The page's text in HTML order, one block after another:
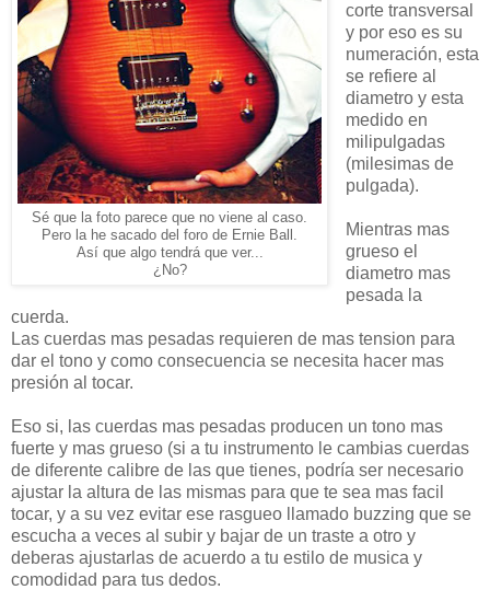
Sé que la foto parece que no viene al caso.
Pero la he sacado del foro de Ernie Ball.
Así que algo tendrá que ver...
¿No?
corte transversal
y por eso es su
numeración, esta
se refiere al
diametro y esta
medido en
milipulgadas
(milesimas de
pulgada).
Mientras mas
grueso el
diametro mas
pesada la
cuerda.
Las cuerdas mas pesadas requieren de mas tension para
dar el tono y como consecuencia se necesita hacer mas
presión al tocar.
Eso si, las cuerdas mas pesadas producen un tono mas
fuerte y mas grueso (si a tu instrumento le cambias cuerdas
de diferente calibre de las que tienes, podría ser necesario
ajustar la altura de las mismas para que te sea mas facil
tocar, y a su vez evitar ese rasgueo llamado buzzing que se
escucha a veces al subir y bajar de un traste a otro y
deberas ajustarlas de acuerdo a tu estilo de musica y
comodidad para tus dedos.